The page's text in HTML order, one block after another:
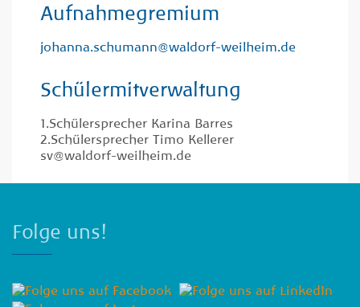
Aufnahmegremium
johanna.schumann@waldorf-weilheim.de
Schülermitverwaltung
1.Schülersprecher Karina Barres
2.Schülersprecher Timo Kellerer
sv@waldorf-weilheim.de
Folge uns!